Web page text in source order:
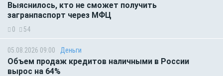
Выяснилось, кто не сможет получить
загранпаспорт через МФЦ
0 54
05.08.2026 09:00 Деньги
Объем продаж кредитов наличными в России
вырос на 64%